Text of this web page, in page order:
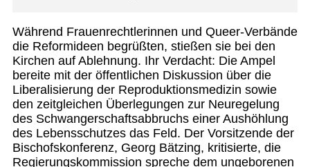
Während Frauenrechtlerinnen und Queer-Verbände
die Reformideen begrüßten, stießen sie bei den
Kirchen auf Ablehnung. Ihr Verdacht: Die Ampel
bereite mit der öffentlichen Diskussion über die
Liberalisierung der Reproduktionsmedizin sowie
den zeitgleichen Überlegungen zur Neuregelung
des Schwangerschaftsabbruchs einer Aushöhlung
des Lebensschutzes das Feld. Der Vorsitzende der
Bischofskonferenz, Georg Bätzing, kritisierte, die
Regierungskommission spreche dem ungeborenen